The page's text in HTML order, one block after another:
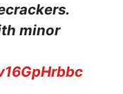
minor